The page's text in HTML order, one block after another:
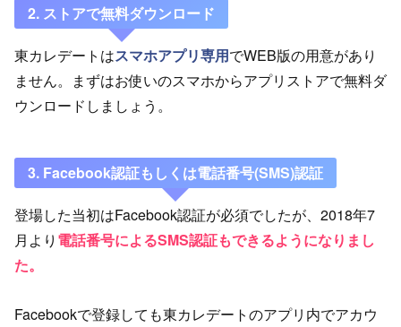
2. ストアで無料ダウンロード
東カレデートはスマホアプリ専用でWEB版の用意があり
ません。まずはお使いのスマホからアプリストアで無料ダ
ウンロードしましょう。
3. Facebook認証もしくは電話番号(SMS)認証
登場した当初はFacebook認証が必須でしたが、2018年7
月より 電話番号によるSMS認証もできるようになりまし
た。
Facebookで登録しても東カレデートのアプリ内でアカウ